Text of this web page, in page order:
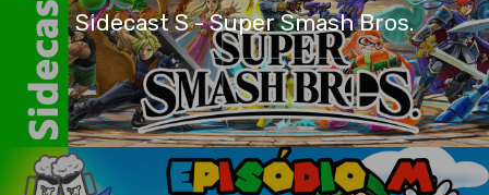
Sidecast S - Super Smash Bros.